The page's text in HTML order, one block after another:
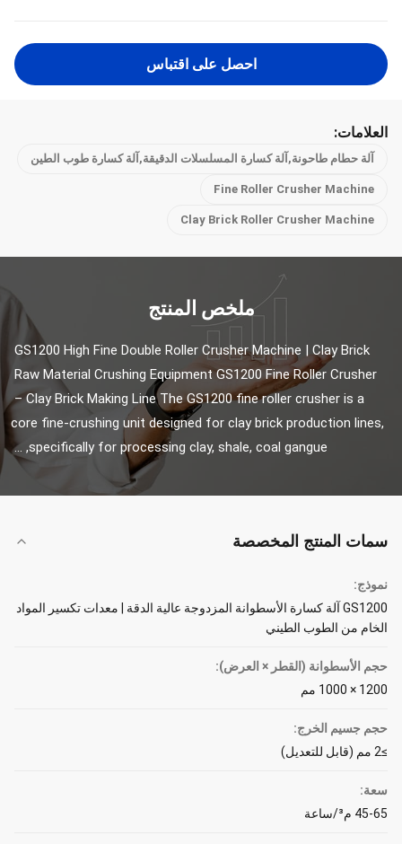
احصل على اقتباس
العلامات:
آلة حطام طاحونة,آلة كسارة المسلسلات الدقيقة,آلة كسارة طوب الطين
Fine Roller Crusher Machine
Clay Brick Roller Crusher Machine
ملخص المنتج
GS1200 High Fine Double Roller Crusher Machine | Clay Brick
Raw Material Crushing Equipment GS1200 Fine Roller Crusher
– Clay Brick Making Line The GS1200 fine roller crusher is a
core fine-crushing unit designed for clay brick production lines,
specifically for processing clay, shale, coal gangue, ...
سمات المنتج المخصصة
نموذج:
GS1200 آلة كسارة الأسطوانة المزدوجة عالية الدقة | معدات تكسير المواد
الخام من الطوب الطيني
حجم الأسطوانة (القطر × العرض):
1200 × 1000 مم
حجم جسيم الخرج:
≥2 مم (قابل للتعديل)
سعة:
45-65 م³/ساعة